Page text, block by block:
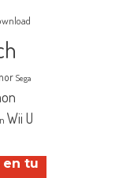
Sega
Wii U
en tu